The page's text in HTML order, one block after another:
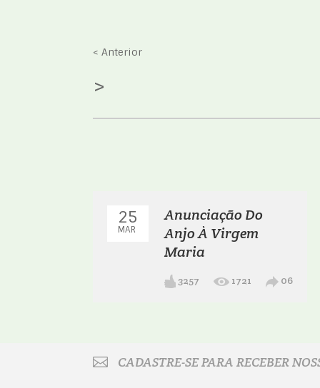
< Anterior
>
25
MAR
Anunciação Do
Anjo À Virgem
Maria
3257 1721 06
CADASTRE-SE PARA RECEBER